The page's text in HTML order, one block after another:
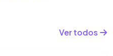
Ver todos